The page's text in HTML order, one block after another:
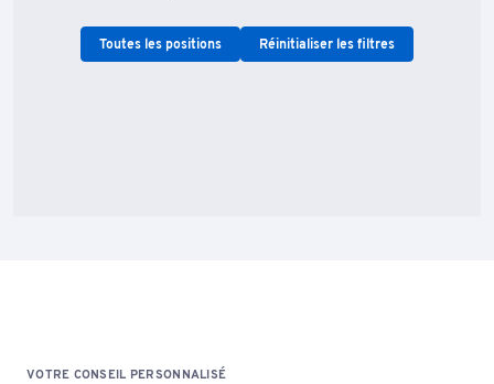
Toutes les positions Réinitialiser les filtres
VOTRE CONSEIL PERSONNALISÉ